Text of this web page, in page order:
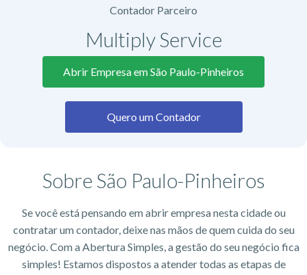
Contador Parceiro
Multiply Service
Abrir Empresa em São Paulo-Pinheiros
Quero um Contador
Sobre São Paulo-Pinheiros
Se você está pensando em abrir empresa nesta cidade ou
contratar um contador, deixe nas mãos de quem cuida do seu
negócio. Com a Abertura Simples, a gestão do seu negócio fica
simples! Estamos dispostos a atender todas as etapas de